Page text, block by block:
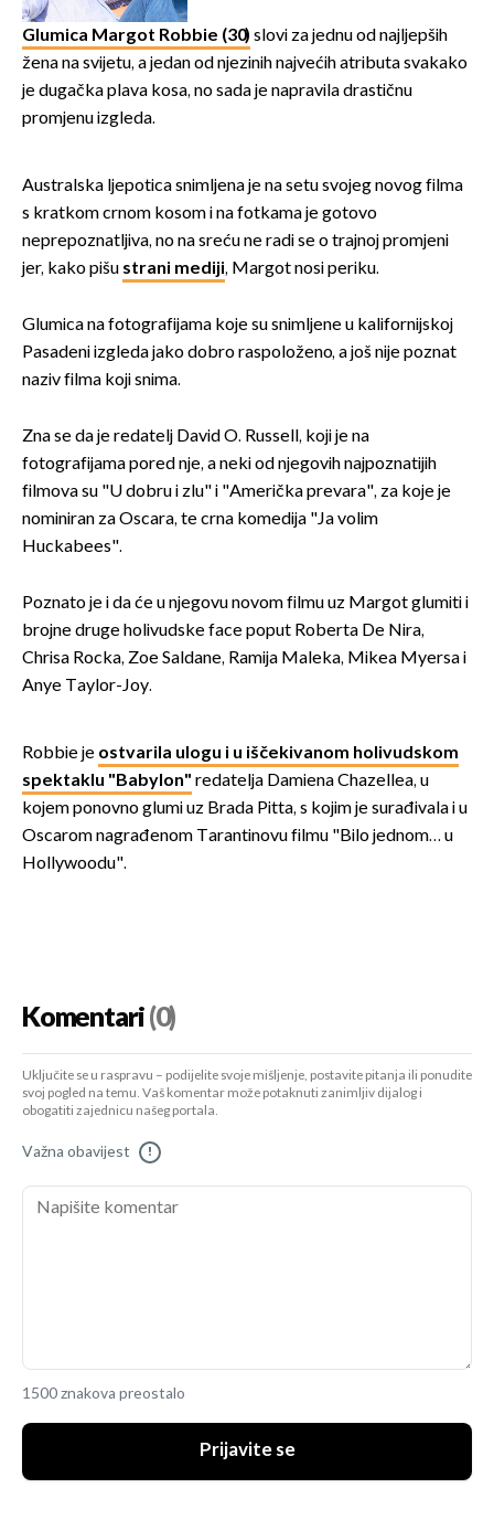
Glumica Margot Robbie (30) slovi za jednu od najljepših
žena na svijetu, a jedan od njezinih najvećih atributa svakako
je dugačka plava kosa, no sada je napravila drastičnu
promjenu izgleda.
Australska ljepotica snimljena je na setu svojeg novog filma
s kratkom crnom kosom i na fotkama je gotovo
neprepoznatljiva, no na sreću ne radi se o trajnoj promjeni
jer, kako pišu strani mediji, Margot nosi periku.
Glumica na fotografijama koje su snimljene u kalifornijskoj
Pasadeni izgleda jako dobro raspoloženo, a još nije poznat
naziv filma koji snima.
Zna se da je redatelj David O. Russell, koji je na
fotografijama pored nje, a neki od njegovih najpoznatijih
filmova su "U dobru i zlu" i "Američka prevara", za koje je
nominiran za Oscara, te crna komedija "Ja volim
Huckabees".
Poznato je i da će u njegovu novom filmu uz Margot glumiti i
brojne druge holivudske face poput Roberta De Nira,
Chrisa Rocka, Zoe Saldane, Ramija Maleka, Mikea Myersa i
Anye Taylor-Joy.
Robbie je ostvarila ulogu i u iščekivanom holivudskom
spektaklu "Babylon" redatelja Damiena Chazellea, u
kojem ponovno glumi uz Brada Pitta, s kojim je surađivala i u
Oscarom nagrađenom Tarantinovu filmu "Bilo jednom… u
Hollywoodu".
Komentari(0)
Uključite se u raspravu – podijelite svoje mišljenje, postavite pitanja ili ponudite
svoj pogled na temu. Vaš komentar može potaknuti zanimljiv dijalog i
obogatiti zajednicu našeg portala.
Važna obavijest !
1500 znakova preostalo
Prijavite se